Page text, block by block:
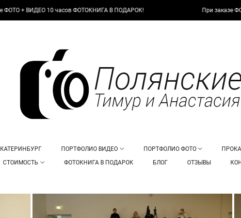
ПОРТФОЛИО ВИДЕО ПОРТФОЛИО ФОТО
СТОИМОСТЬ
ФОТОКНИГА В ПОДАРОК БЛОГ ОТЗЫВЫ
10 часов ФОТОКНИГА В ПОДАРОК! При заказе ФОТО +